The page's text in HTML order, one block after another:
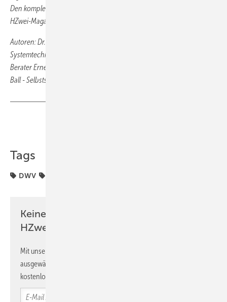
Den kompletten Fachbericht finden Sie in der aktuellen Ausgabe des
HZwei-Magazins.
Autoren: Dr. Jan Michalski, Christopher Kutz - beide Ludwig-Bölkow-
Systemtechnik GmbH, Ottobrun; Dr. Ulrich Bünger - Selbstständiger
Berater Erneuerbare Energien, Dießen am Ammersee & Dr. Michael
Ball - Selbstständiger Berater Wasserstoff-Energietechnik, Den Haag
Tags
DWV
Keine Zeit? Kein Problem mit dem
HZwei-Newsletter!
Mit unserem Newsletter erhalten Sie regelmäßig von uns
ausgewählte Informationen und Neuigkeiten, gebündelt und
kostenlos direkt ins Postfach.